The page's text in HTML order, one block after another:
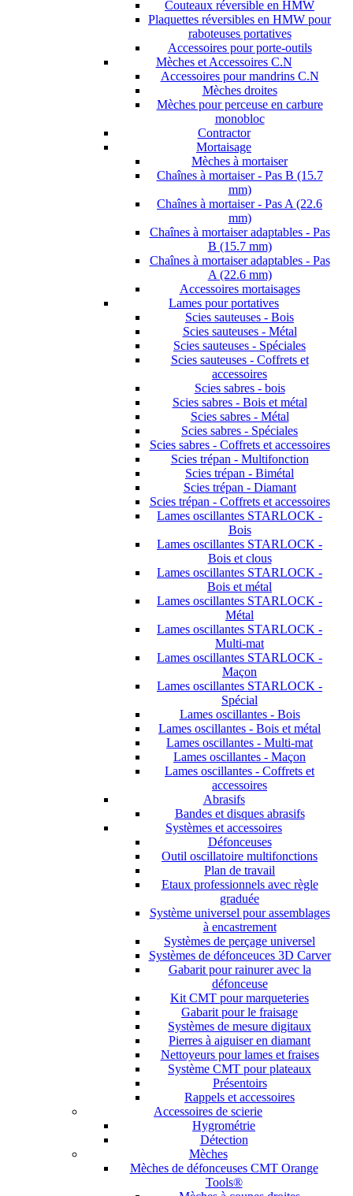
Couteaux réversible en HMW
Plaquettes réversibles en HMW pour
raboteuses portatives
Accessoires pour porte-outils
Mèches et Accessoires C.N
Accessoires pour mandrins C.N
Mèches droites
Mèches pour perceuse en carbure
monobloc
Contractor
Mortaisage
Mèches à mortaiser
Chaînes à mortaiser - Pas B (15.7
mm)
Chaînes à mortaiser - Pas A (22.6
mm)
Chaînes à mortaiser adaptables - Pas
B (15.7 mm)
Chaînes à mortaiser adaptables - Pas
A (22.6 mm)
Accessoires mortaisages
Lames pour portatives
Scies sauteuses - Bois
Scies sauteuses - Métal
Scies sauteuses - Spéciales
Scies sauteuses - Coffrets et
accessoires
Scies sabres - bois
Scies sabres - Bois et métal
Scies sabres - Métal
Scies sabres - Spéciales
Scies sabres - Coffrets et accessoires
Scies trépan - Multifonction
Scies trépan - Bimétal
Scies trépan - Diamant
Scies trépan - Coffrets et accessoires
Lames oscillantes STARLOCK -
Bois
Lames oscillantes STARLOCK -
Bois et clous
Lames oscillantes STARLOCK -
Bois et métal
Lames oscillantes STARLOCK -
Métal
Lames oscillantes STARLOCK -
Multi-mat
Lames oscillantes STARLOCK -
Maçon
Lames oscillantes STARLOCK -
Spécial
Lames oscillantes - Bois
Lames oscillantes - Bois et métal
Lames oscillantes - Multi-mat
Lames oscillantes - Maçon
Lames oscillantes - Coffrets et
accessoires
Abrasifs
Bandes et disques abrasifs
Systèmes et accessoires
Défonceuses
Outil oscillatoire multifonctions
Plan de travail
Etaux professionnels avec règle
graduée
Système universel pour assemblages
à encastrement
Systèmes de perçage universel
Systèmes de défonceuces 3D Carver
Gabarit pour rainurer avec la
défonceuse
Kit CMT pour marqueteries
Gabarit pour le fraisage
Systèmes de mesure digitaux
Pierres à aiguiser en diamant
Nettoyeurs pour lames et fraises
Système CMT pour plateaux
Présentoirs
Rappels et accessoires
Accessoires de scierie
Hygrométrie
Détection
Mèches
Mèches de défonceuses CMT Orange
Tools®